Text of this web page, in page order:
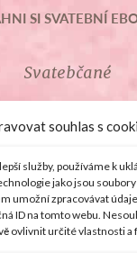
souhlas s
služby, používáme k
jako jsou soubory
umožní zpracovávat
ID na tomto webu.
ovlivnit určité vlastnosti a
SI SVATEBNÍ
Svatebčané
PRO
PROSLOVY
SVATEBNÍ DARY